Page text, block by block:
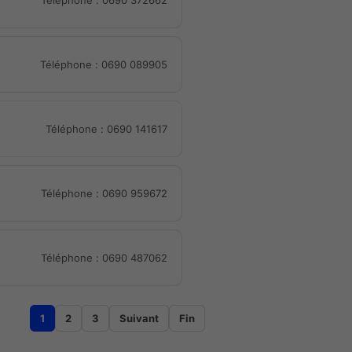
Téléphone : 0690 089905
Téléphone : 0690 141617
Téléphone : 0690 959672
Téléphone : 0690 487062
1 2 3 Suivant Fin